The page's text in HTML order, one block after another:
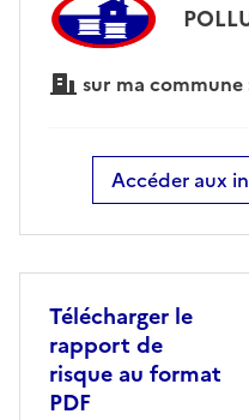
sur ma commune
Accéder aux
Télécharger le
rapport de
risque au format
PDF